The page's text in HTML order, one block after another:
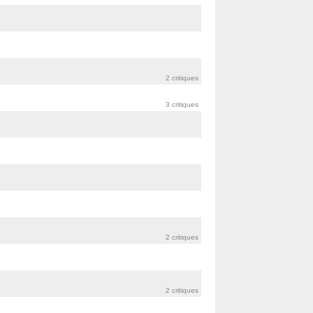
2 critiques
3 critiques
2 critiques
2 critiques